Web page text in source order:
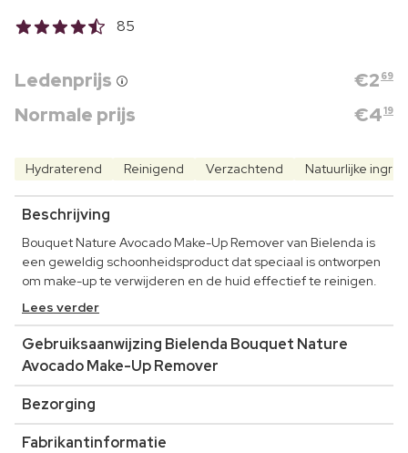
85
Ledenprijs €2 69
Normale prijs €419
Hydraterend Reinigend Verzachtend Natuurlijke
Beschrijving
Bouquet Nature Avocado Make-Up Remover van Bielenda is
een geweldig schoonheidsproduct dat speciaal is ontworpen
om make-up te verwijderen en de huid effectief te reinigen.
Lees verder
Gebruiksaanwijzing Bielenda Bouquet Nature
Avocado Make-Up Remover
Bezorging
Fabrikantinformatie